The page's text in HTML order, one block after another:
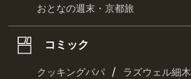
おとなの週末・京都旅
コミック
クッキングパパ / ラズウェル細木